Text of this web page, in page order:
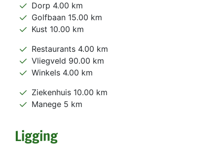
Dorp 4.00 km
Golfbaan 15.00 km
Kust 10.00 km
Restaurants 4.00 km
Vliegveld 90.00 km
Winkels 4.00 km
Ziekenhuis 10.00 km
Manege 5 km
Ligging